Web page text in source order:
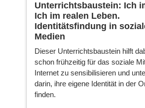
Unterrichtsbaustein: Ich
Ich im realen Leben.
Identitätsfindung in
Medien
Dieser Unterrichtsbaustein hilft
schon frühzeitig für das soziale
Internet zu sensibilisieren und
darin, ihre eigene Identität in der
finden.